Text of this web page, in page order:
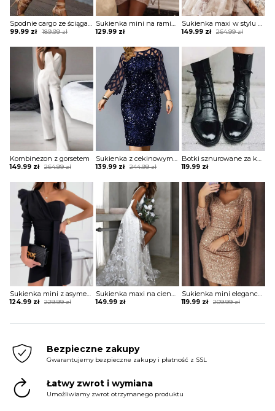
Spodnie cargo ze ściągaczami na dole
189.99zł
Original
was:
189.99 zł.
99.99 zł
Current
is:
99.99 zł.
Sukienka mini na ramiączkach błyszcząca
129.99 zł
Sukienka maxi w stylu boho z tiulową warstwą
264.99zł
Original
was:
264.99 zł.
149.99 zł
Current
is:
149.99 zł.
Kombinezon z gorsetem
264.99zł
Original
was:
264.99 zł.
149.99 zł
Current
is:
149.99 zł.
Sukienka z cekinowym przodem i paskami
244.99zł
Original
was:
139.99 zł
Current
Botki sznurowane za kostkę na płaskiej podeszwie
119.99 zł
Sukienka mini z asymetrycznym długim rękawem
229.99zł
Original
124.99 zł
Current
Sukienka maxi na cienkich ramiączkach koronkowa
149.99 zł
Sukienka mini elegancka z rozcięciami na rękawach
209.99zł
Original
119.99 zł
Current
Bezpieczne zakupy
Gwarantujemy bezpieczne zakupy i płatność z SSL
Łatwy zwrot i wymiana
Umożliwiamy zwrot otrzymanego produktu